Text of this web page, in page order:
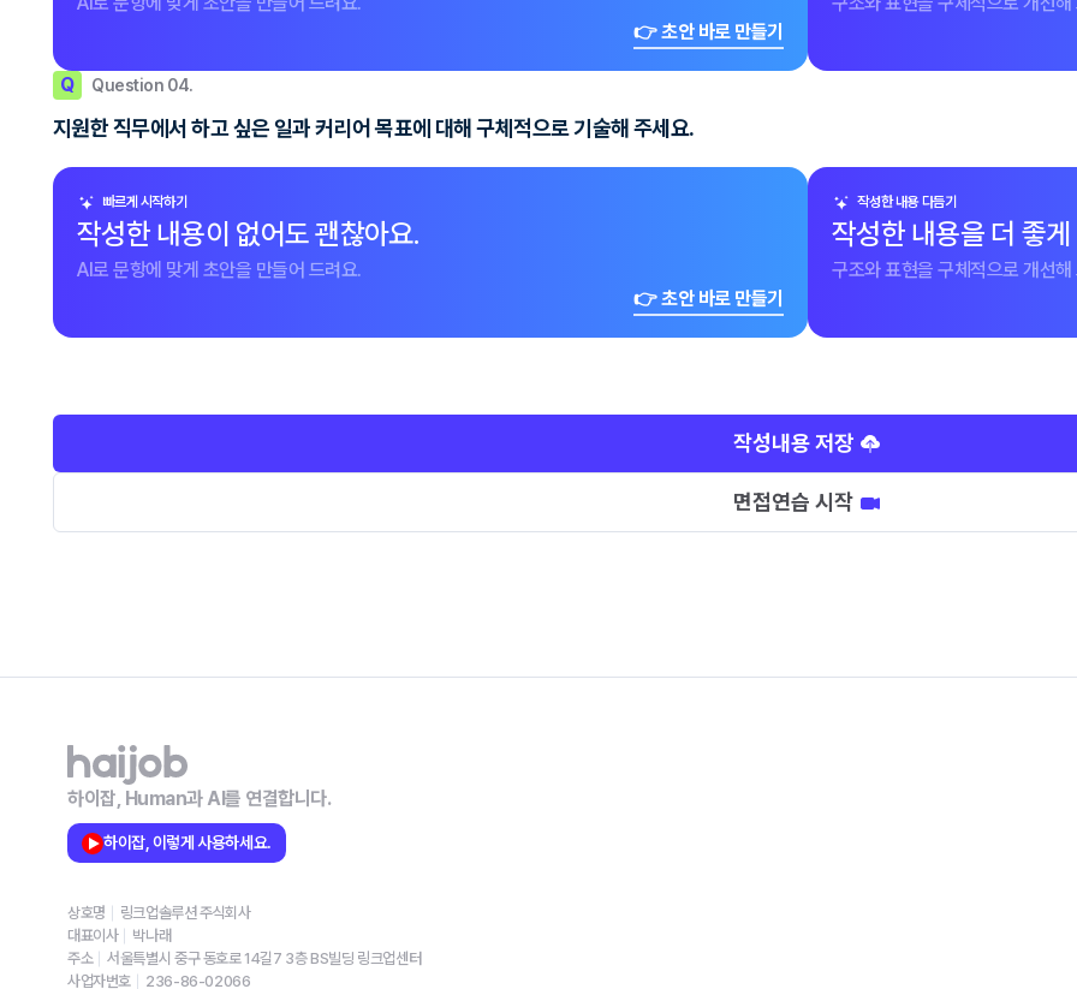
👉 초안 바로 만들기
Q Question 04.
지원한 직무에서 하고 싶은 일과 커리어 목표에 대해 구체적으로 기술해 주세요.
빠르게 시작하기
작성한 내용이 없어도 괜찮아요.
AI로 문항에 맞게 초안을 만들어 드려요.
👉 초안 바로 만들기
작성한 내용 다듬기
작성한 내용을 더 좋
구조와 표현을 구체적으로 개선해
작성내용 저장
면접연습 시작
하이잡, Human과 AI를 연결합니다.
하이잡, 이렇게 사용하세요.
상호명
링크업솔루션 주식회사
대표이사
박나래
주소
서울특별시 중구 동호로 14길7 3층 BS빌딩 링크업센터
사업자번호
236-86-02066